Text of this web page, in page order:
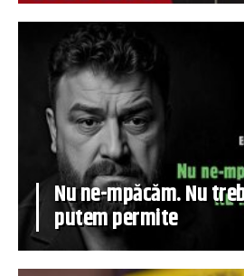
Nu ne-mpăcăm. Nu
putem permite